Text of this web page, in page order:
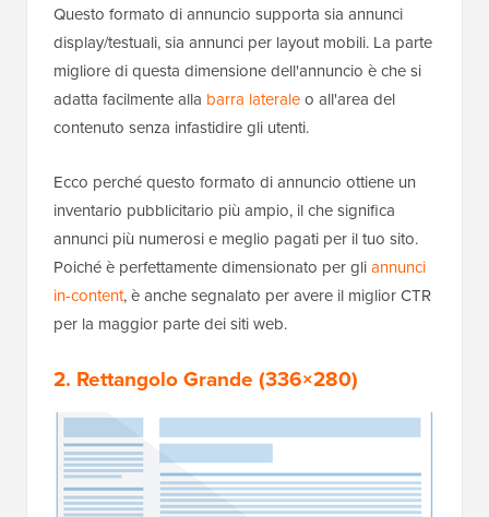
Questo formato di annuncio supporta sia annunci
display/testuali, sia annunci per layout mobili. La parte
migliore di questa dimensione dell'annuncio è che si
adatta facilmente alla barra lateraleo all'area del
contenuto senza infastidire gli utenti.
Ecco perché questo formato di annuncio ottiene un
inventario pubblicitario più ampio, il che significa
annunci più numerosi e meglio pagati per il tuo sito.
Poiché è perfettamente dimensionato per gliannunci
in-content, è anche segnalato per avere il miglior CTR
per la maggior parte dei siti web.
2. Rettangolo Grande (336×280)